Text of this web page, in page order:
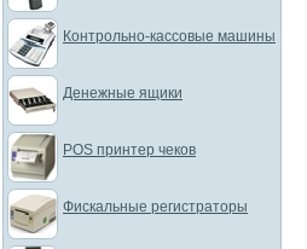
Контрольно-кассовые машины
Денежные ящики
POS принтер чеков
Фискальные регистраторы